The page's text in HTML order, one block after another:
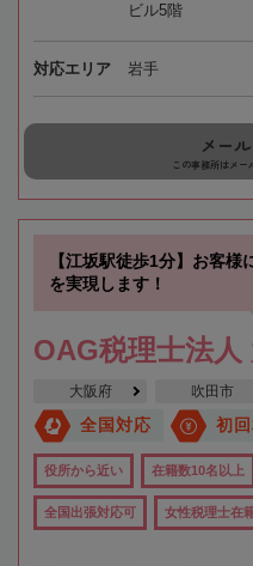
ビル5階
対応エリア 岩手
メー
この事務所はメー
【江坂駅徒歩1分】お客
を実現します！
OAG税理士法人
大阪府 吹田市
全国対応 初
役所から近い 在籍数10名以上
全国出張対応可 女性税理士在